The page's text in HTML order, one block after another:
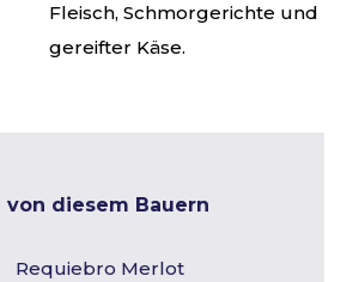
Fleisch, Schmorgerichte und
gereifter Käse.
von diesem Bauern
Requiebro Merlot